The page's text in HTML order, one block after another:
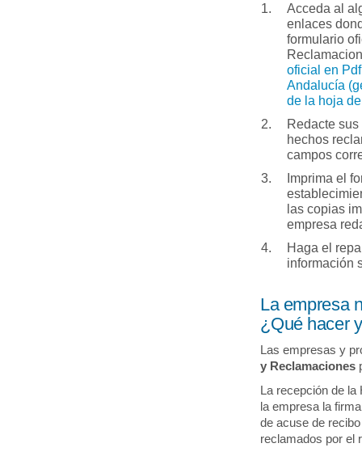
Acceda al
enlaces
formulario
oficial en Pdf
Andalucía
de la hoja
Redacte
hechos
campos
Imprima el
las copias
empresa
Haga el
información
La empresa
¿Qué hacer
Las empresas y
y Reclamaciones
La recepción de
la empresa la
de acuse de
reclamados por el